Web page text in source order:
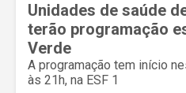
Unidades de saúde
terão programação
Verde
A programação tem início
às 21h, na ESF 1